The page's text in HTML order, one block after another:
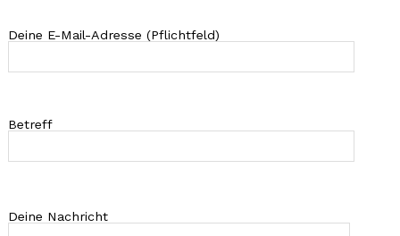
Deine E-Mail-Adresse (Pflichtfeld)
Betreff
Deine Nachricht
Search